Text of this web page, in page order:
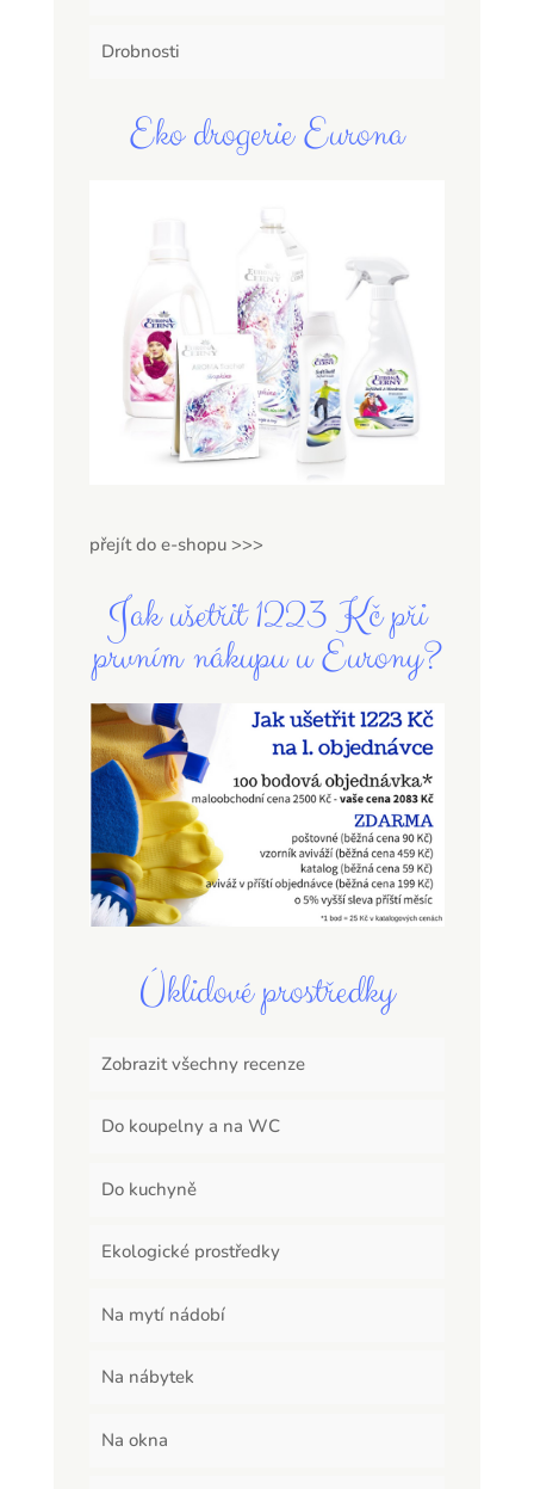
Drobnosti
Eko drogerie Eurona
přejít do e-shopu >>>
Jak ušetřit 1223 Kč při
prvním nákupu u Eurony?
Úklidové prostředky
Zobrazit všechny recenze
Do koupelny a na WC
Do kuchyně
Ekologické prostředky
Na mytí nádobí
Na nábytek
Na okna